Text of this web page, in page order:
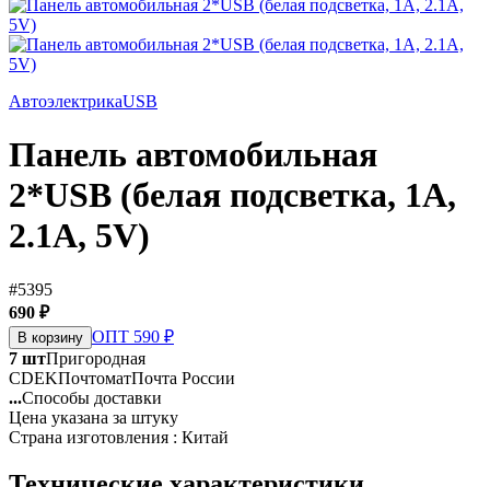
АвтоэлектрикаUSB
Панель автомобильная
2*USB (белая подсветка, 1А,
2.1А, 5V)
#5395
690 ₽
В корзину ОПТ 590 ₽
7 штПригородная
CDEKПочтоматПочта России
...Способы доставки
Цена указана за штуку
Страна изготовления : Китай